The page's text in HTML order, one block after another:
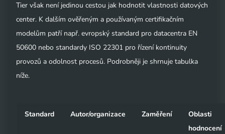
Tier však není jedinou cestou jak hodnotit vlastnosti datových
center. K dalším ověřeným a používaným certifikačním
modelům patří např. evropský standard pro datacentra EN
50600 nebo standardy ISO 22301 pro řízení kontinuity
provozů a odolnost procesů. Podrobněji je shrnuje tabulka
níže.
Standard Autor/organizace Zaměření
Oblasti
hodnocení